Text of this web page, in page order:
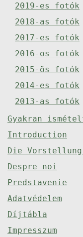
2019-es fotók
2018-as fotók
2017-es fotók
2016-os fotók
2015-ös fotók
2014-es fotók
2013-as fotók
Gyakran
Introduction
Die
Despre noi
Predstavenie
Adatvédelem
Díjtábla
Impresszum